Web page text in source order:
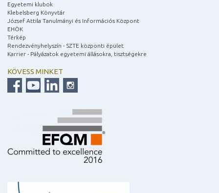
Egyetemi klubok
Klebelsberg Könyvtár
József Attila Tanulmányi és Információs Központ
EHÖK
Térkép
Rendezvényhelyszín - SZTE központi épület
Karrier - Pályázatok egyetemi állásokra, tisztségekre
KÖVESS MINKET